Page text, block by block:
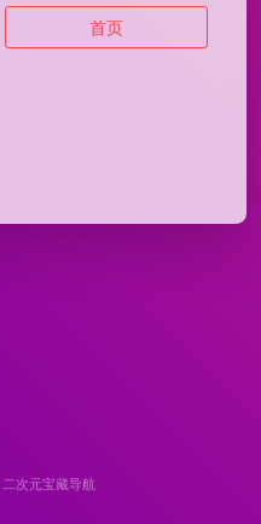
首页
二次元宝藏导航